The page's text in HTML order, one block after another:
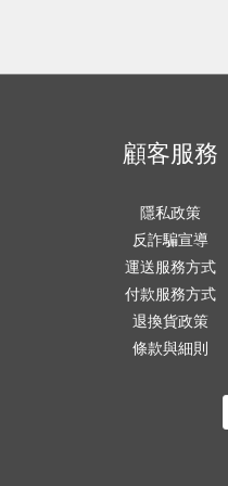
顧客服務
隱私政策
反詐騙宣導
運送服務方式
付款服務方式
退換貨政策
條款與細則